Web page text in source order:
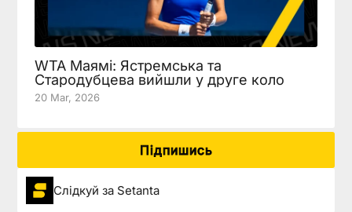
WTA Маямі: Ястремська та
Стародубцева вийшли у друге коло
20 Mar, 2026
Підпишись
Слідкуй за Setanta